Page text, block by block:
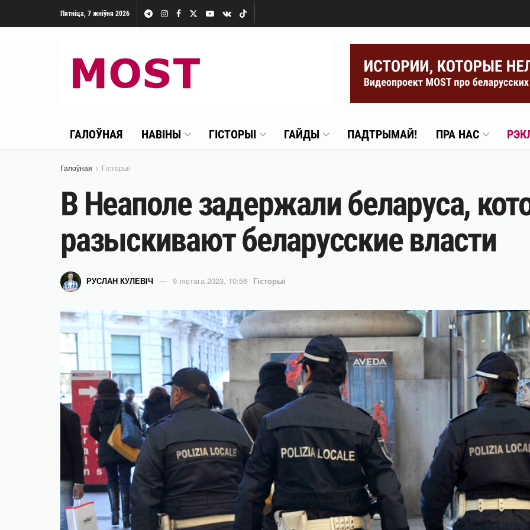
Пятніца, 7 жніўня 2026
ГАЛОЎНАЯ НАВІНЫ ГІСТОРЫІ ГАЙДЫ ПАДТРЫМАЙ! ПРА НАС
Галоўная Гісторыі
В Неаполе задержали беларуса,
разыскивают беларусские власти
РУСЛАН КУЛЕВІЧ 9 лютага 2023, 10:56 Гісторыі